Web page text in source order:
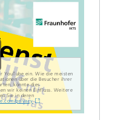
YouTube ein. Wie die meisten
über die Besucher ihrer
könnte dies
wir keinen Einfluss. Weitere
Sie in deren
privacy